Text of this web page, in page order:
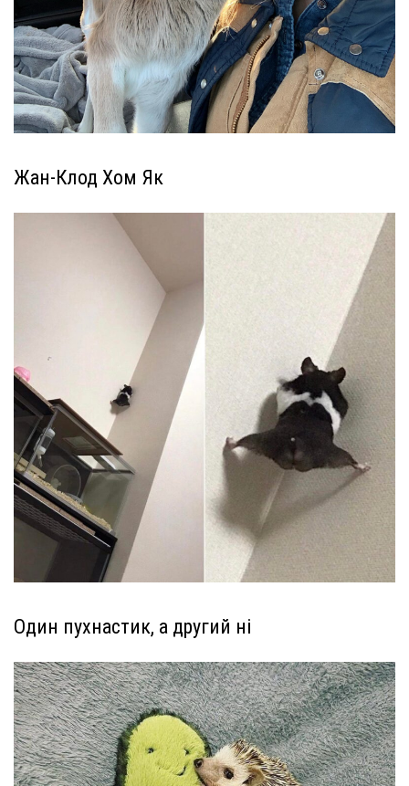
Жан-Клод Хом Як
Один пухнастик, а другий ні